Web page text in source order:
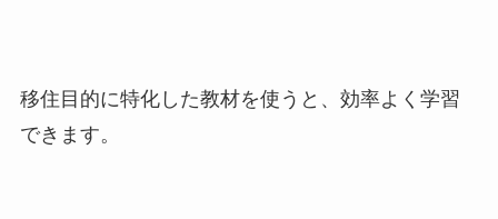
移住目的に特化した教材を使うと、効率よく学習
できます。